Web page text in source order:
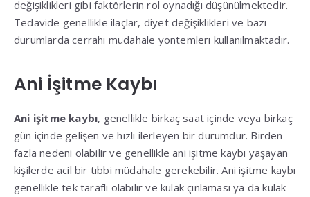
değişiklikleri gibi faktörlerin rol oynadığı düşünülmektedir.
Tedavide genellikle ilaçlar, diyet değişiklikleri ve bazı
durumlarda cerrahi müdahale yöntemleri kullanılmaktadır.
Ani İşitme Kaybı
Ani işitme kaybı, genellikle birkaç saat içinde veya birkaç
gün içinde gelişen ve hızlı ilerleyen bir durumdur. Birden
fazla nedeni olabilir ve genellikle ani işitme kaybı yaşayan
kişilerde acil bir tıbbi müdahale gerekebilir. Ani işitme kaybı
genellikle tek taraflı olabilir ve kulak çınlaması ya da kulak